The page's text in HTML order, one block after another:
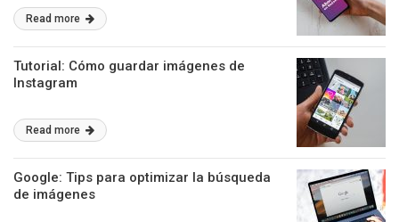
Read more
Tutorial: Cómo guardar imágenes de
Instagram
Read more
Google: Tips para optimizar la búsqueda
de imágenes